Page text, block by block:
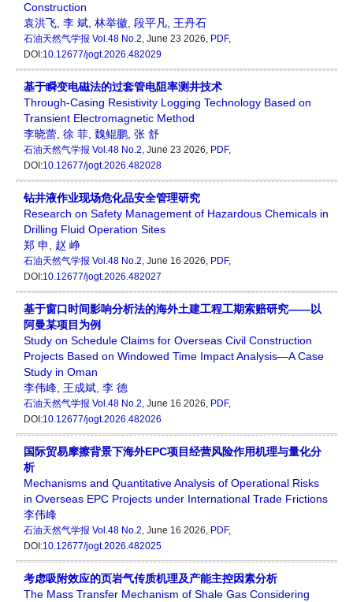
Construction
袁洪飞 李 斌 林举徽 段平凡 王丹石
石油天然气学报 Vol.48 No.2, June 23 2026, PDF,
DOI:10.12677/jogt.2026.482029
基于瞬变电磁法的过套管电阻率测井技术
Through-Casing Resistivity Logging Technology Based on
Transient Electromagnetic Method
李晓蕾 徐 菲 魏鲲鹏 张 舒
石油天然气学报 Vol.48 No.2, June 23 2026, PDF,
DOI:10.12677/jogt.2026.482028
钻井液作业现场危化品安全管理研究
Research on Safety Management of Hazardous Chemicals in
Drilling Fluid Operation Sites
郑 申
赵 峥
石油天然气学报 Vol.48 No.2, June 16 2026, PDF,
DOI:10.12677/jogt.2026.482027
基于窗口时间影响分析法的海外土建工程工期索赔研究——以
阿曼某项目为例
Study on Schedule Claims for Overseas Civil Construction
Projects Based on Windowed Time Impact Analysis—A Case
Study in Oman
李伟峰 王成斌 李 德
石油天然气学报 Vol.48 No.2, June 16 2026, PDF,
DOI:10.12677/jogt.2026.482026
国际贸易摩擦背景下海外EPC项目经营风险作用机理与量化分
析
Mechanisms and Quantitative Analysis of Operational Risks
in Overseas EPC Projects under International Trade Frictions
李伟峰
石油天然气学报 Vol.48 No.2, June 16 2026, PDF,
DOI:10.12677/jogt.2026.482025
考虑吸附效应的页岩气传质机理及产能主控因素分析
The Mass Transfer Mechanism of Shale Gas Considering